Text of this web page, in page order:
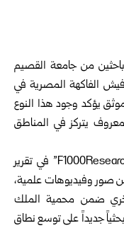
من جامعة القصيم
تضم أكثر من 50 من خفافيش الفاكهة المصرية في
يؤكد وجود هذا النوع
يتركز في المناطق
وبحسب ما نقلت منصة النشر العلمي “F1000Research” في تقرير
صور وفيديوهات علمية،
ضمن محمية الملك
جديداً على توسع نطاق